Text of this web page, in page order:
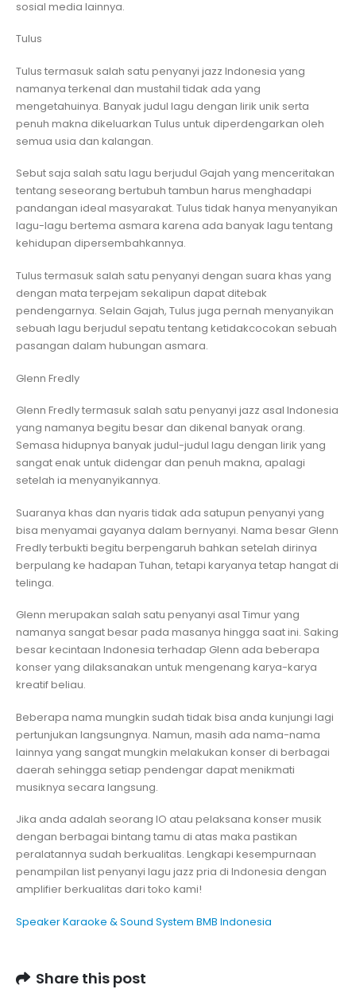
sosial media lainnya.
Tulus
Tulus termasuk salah satu penyanyi jazz Indonesia yang
namanya terkenal dan mustahil tidak ada yang
mengetahuinya. Banyak judul lagu dengan lirik unik serta
penuh makna dikeluarkan Tulus untuk diperdengarkan oleh
semua usia dan kalangan.
Sebut saja salah satu lagu berjudul Gajah yang menceritakan
tentang seseorang bertubuh tambun harus menghadapi
pandangan ideal masyarakat. Tulus tidak hanya menyanyikan
lagu-lagu bertema asmara karena ada banyak lagu tentang
kehidupan dipersembahkannya.
Tulus termasuk salah satu penyanyi dengan suara khas yang
dengan mata terpejam sekalipun dapat ditebak
pendengarnya. Selain Gajah, Tulus juga pernah menyanyikan
sebuah lagu berjudul sepatu tentang ketidakcocokan sebuah
pasangan dalam hubungan asmara.
Glenn Fredly
Glenn Fredly termasuk salah satu penyanyi jazz asal Indonesia
yang namanya begitu besar dan dikenal banyak orang.
Semasa hidupnya banyak judul-judul lagu dengan lirik yang
sangat enak untuk didengar dan penuh makna, apalagi
setelah ia menyanyikannya.
Suaranya khas dan nyaris tidak ada satupun penyanyi yang
bisa menyamai gayanya dalam bernyanyi. Nama besar Glenn
Fredly terbukti begitu berpengaruh bahkan setelah dirinya
berpulang ke hadapan Tuhan, tetapi karyanya tetap hangat di
telinga.
Glenn merupakan salah satu penyanyi asal Timur yang
namanya sangat besar pada masanya hingga saat ini. Saking
besar kecintaan Indonesia terhadap Glenn ada beberapa
konser yang dilaksanakan untuk mengenang karya-karya
kreatif beliau.
Beberapa nama mungkin sudah tidak bisa anda kunjungi lagi
pertunjukan langsungnya. Namun, masih ada nama-nama
lainnya yang sangat mungkin melakukan konser di berbagai
daerah sehingga setiap pendengar dapat menikmati
musiknya secara langsung.
Jika anda adalah seorang IO atau pelaksana konser musik
dengan berbagai bintang tamu di atas maka pastikan
peralatannya sudah berkualitas. Lengkapi kesempurnaan
penampilan list penyanyi lagu jazz pria di Indonesia dengan
amplifier berkualitas dari toko kami!
Speaker Karaoke & Sound System BMB Indonesia
Share this post